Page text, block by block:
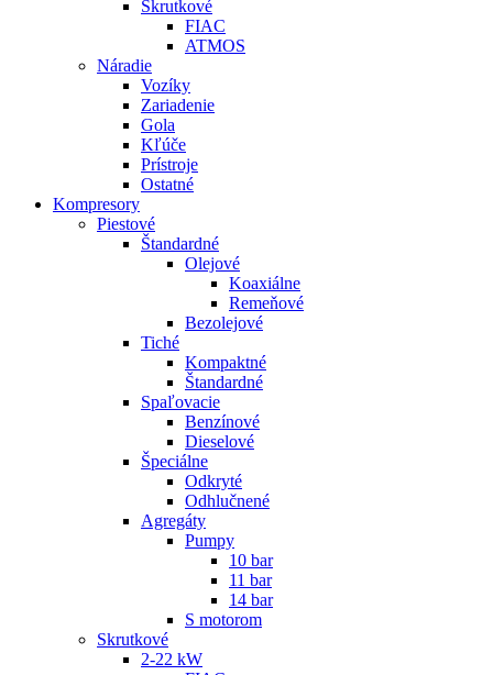
Skrutkové
FIAC
ATMOS
Náradie
Vozíky
Zariadenie
Gola
Kľúče
Prístroje
Ostatné
Kompresory
Piestové
Štandardné
Olejové
Koaxiálne
Remeňové
Bezolejové
Tiché
Kompaktné
Štandardné
Spaľovacie
Benzínové
Dieselové
Špeciálne
Odkryté
Odhlučnené
Agregáty
Pumpy
10 bar
11 bar
14 bar
S motorom
Skrutkové
2-22 kW